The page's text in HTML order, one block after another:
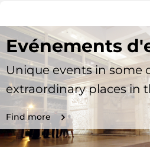
Evénements
Unique events in some
extraordinary places in
Find more